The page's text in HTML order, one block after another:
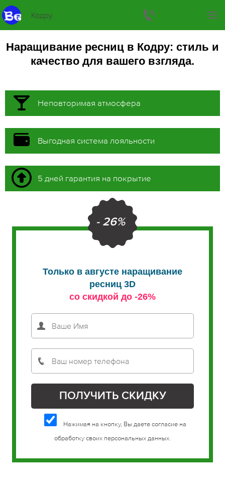
Кодру
Наращивание ресниц в Кодру: стиль и
качество для вашего взгляда.
Неповторимая атмосфера
Выгодная система лояльности
5 дней гарантия на покрытие
- 26%
Только в августе наращивание
ресниц 3D
со скидкой до -26%
Нажимая на кнопку, Вы даете согласие на
обработку своих персональных данных.